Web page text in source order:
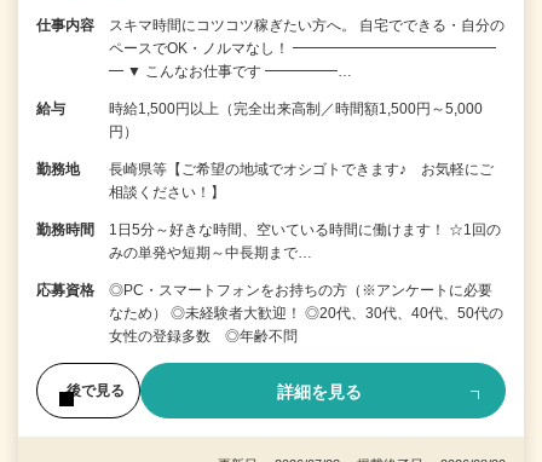
仕事内容
スキマ時間にコツコツ稼ぎたい方へ。 自宅でできる・自分の
ペースでOK・ノルマなし！ ━━━━━━━━━━━━━━
━ ▼ こんなお仕事です ━━━━━…
給与
時給1,500円以上（完全出来高制／時間額1,500円～5,000
円）
勤務地
長崎県等【ご希望の地域でオシゴトできます♪ お気軽にご
相談ください！】
勤務時間
1日5分～好きな時間、空いている時間に働けます！ ☆1回の
みの単発や短期～中長期まで…
応募資格
◎PC・スマートフォンをお持ちの方（※アンケートに必要
なため） ◎未経験者大歓迎！ ◎20代、30代、40代、50代の
女性の登録多数 ◎年齢不問
後で見る 詳細を見る